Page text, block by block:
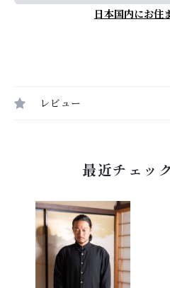
日本国内にお住
レビュー
最近チェッ